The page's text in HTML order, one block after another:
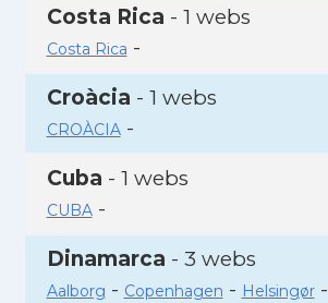
Costa Rica - 1 webs
Costa Rica -
Croàcia - 1 webs
CROÀCIA-
Cuba - 1 webs
CUBA-
Dinamarca - 3 webs
Aalborg - Copenhagen - Helsingør-